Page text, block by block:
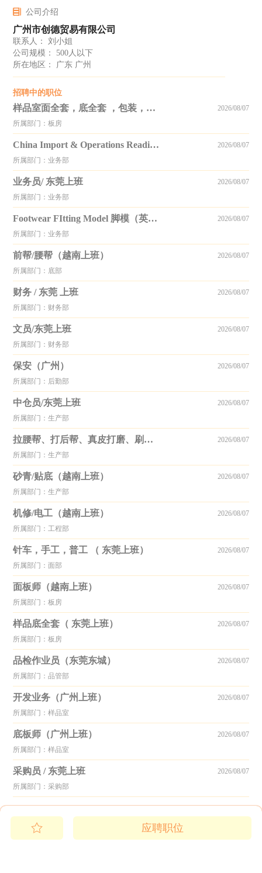
公司介绍
广州市创德贸易有限公司
联系人： 刘小姐
公司规模： 500人以下
所在地区： 广东 广州
招聘中的职位
样品室面全套，底全套 ，包装，等 东莞上班
所属部门：板房
2026/08/07
China Import & Operations Readiness Manager（东莞上班）
所属部门：业务部
2026/08/07
业务员/ 东莞上班
所属部门：业务部
2026/08/07
Footwear FItting Model 脚模（英国码UK5 或欧码EU38，东莞上班）
所属部门：业务部
2026/08/07
前帮/腰帮（越南上班）
所属部门：底部
2026/08/07
财务 / 东莞 上班
所属部门：财务部
2026/08/07
文员/东莞上班
所属部门：财务部
2026/08/07
保安（广州）
所属部门：后勤部
2026/08/07
中仓员/东莞上班
所属部门：生产部
2026/08/07
拉腰帮、打后帮、真皮打磨、刷胶、贴底/越南
所属部门：生产部
2026/08/07
砂青/贴底（越南上班）
所属部门：生产部
2026/08/07
机修/电工（越南上班）
所属部门：工程部
2026/08/07
针车，手工，普工 （ 东莞上班）
所属部门：面部
2026/08/07
面板师（越南上班）
所属部门：板房
2026/08/07
样品底全套（ 东莞上班）
所属部门：板房
2026/08/07
品检作业员（东莞东城）
所属部门：品管部
2026/08/07
开发业务（广州上班）
所属部门：样品室
2026/08/07
底板师（广州上班）
所属部门：样品室
2026/08/07
采购员 / 东莞上班
所属部门：采购部
2026/08/07
应聘职位